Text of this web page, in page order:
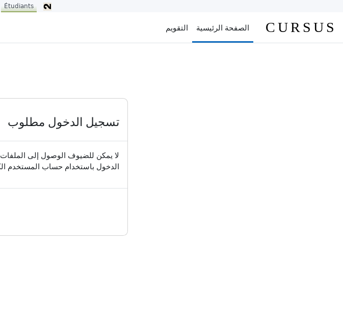
CURSUS الصفحة الرئيسية التقويم
تسجيل الدخول مطلوب
لا يمكن للضيوف الوصول إلى
الدخول باستخدام حساب المستخدم
Étudiants